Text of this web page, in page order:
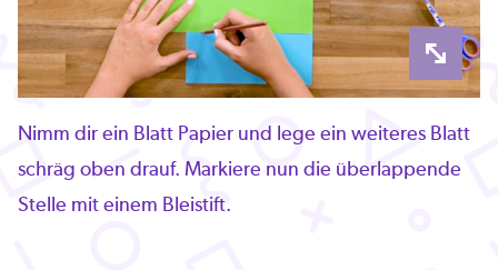
Nimm dir ein Blatt Papier und lege ein weiteres Blatt
schräg oben drauf. Markiere nun die überlappende
Stelle mit einem Bleistift.